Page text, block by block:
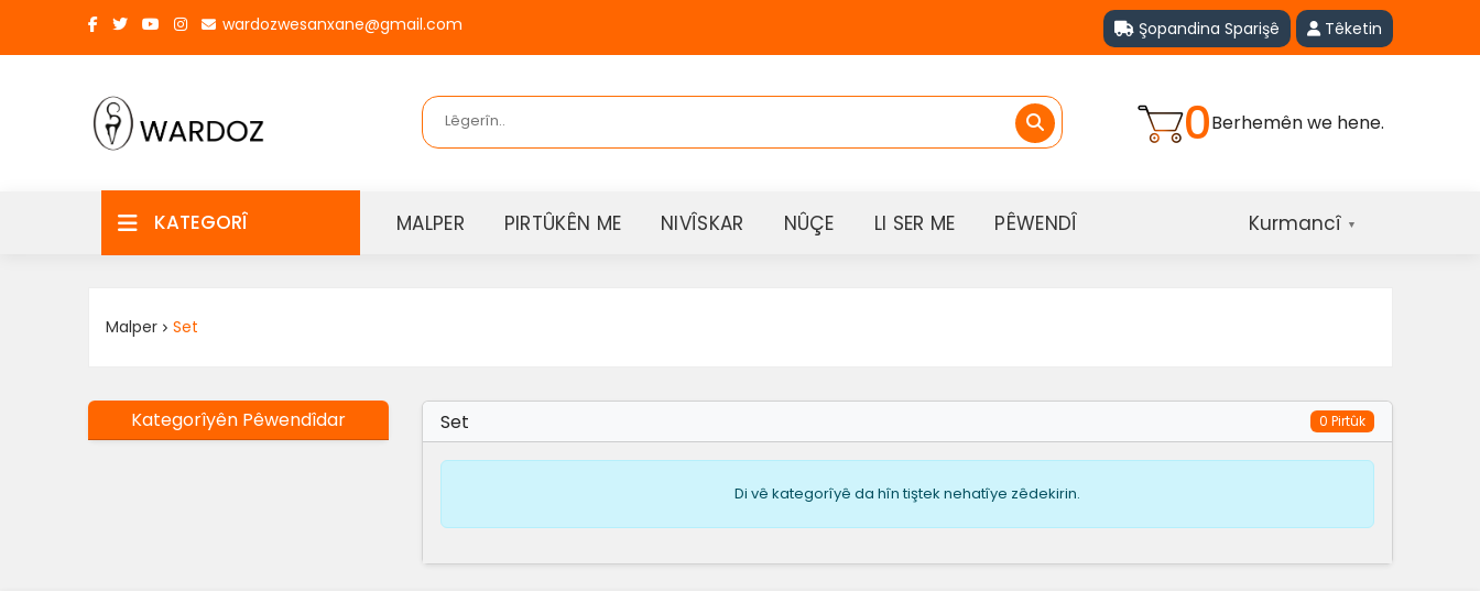
wardozwesanxane@gmail.com Şopandina Sparişê Têketin
0Berhemên we hene.
KATEGORÎ MALPER PIRTÛKÊN ME NIVÎSKAR NÛÇE LI SER ME PÊWENDÎ Kurmancî ▼
Malper Set
Kategorîyên Pêwendîdar Set 0 Pirtûk
Di vê kategorîyê da hîn tiştek nehatîye zêdekirin.